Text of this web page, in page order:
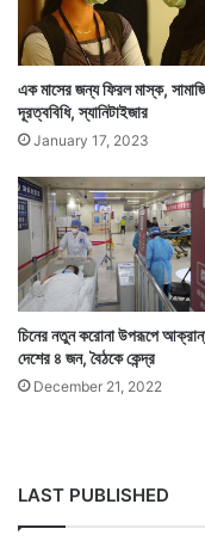
যা ব্রিটেনে পাওয়া
এমনকি ভারতেও
স্ট্রেনের করোনা
এক মাসের জন্য ফিরল মাস্ক,
দূরত্ববিধি, স্যানিটাইজার
January 17, 2023
চিনের নতুন করোনা উপরূপে
দেশের ৪ জন, বৈঠকে কেন্দ্র
December 21, 2022
LAST PUBLISHED